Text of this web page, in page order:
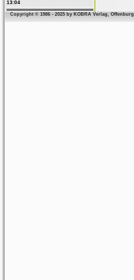
13:04
Copyright © 1986 - 2025 by KOBRA Verlag, Offenburg